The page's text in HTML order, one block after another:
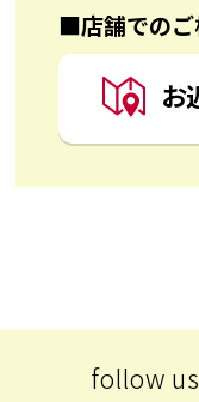
■店舗でのご
お